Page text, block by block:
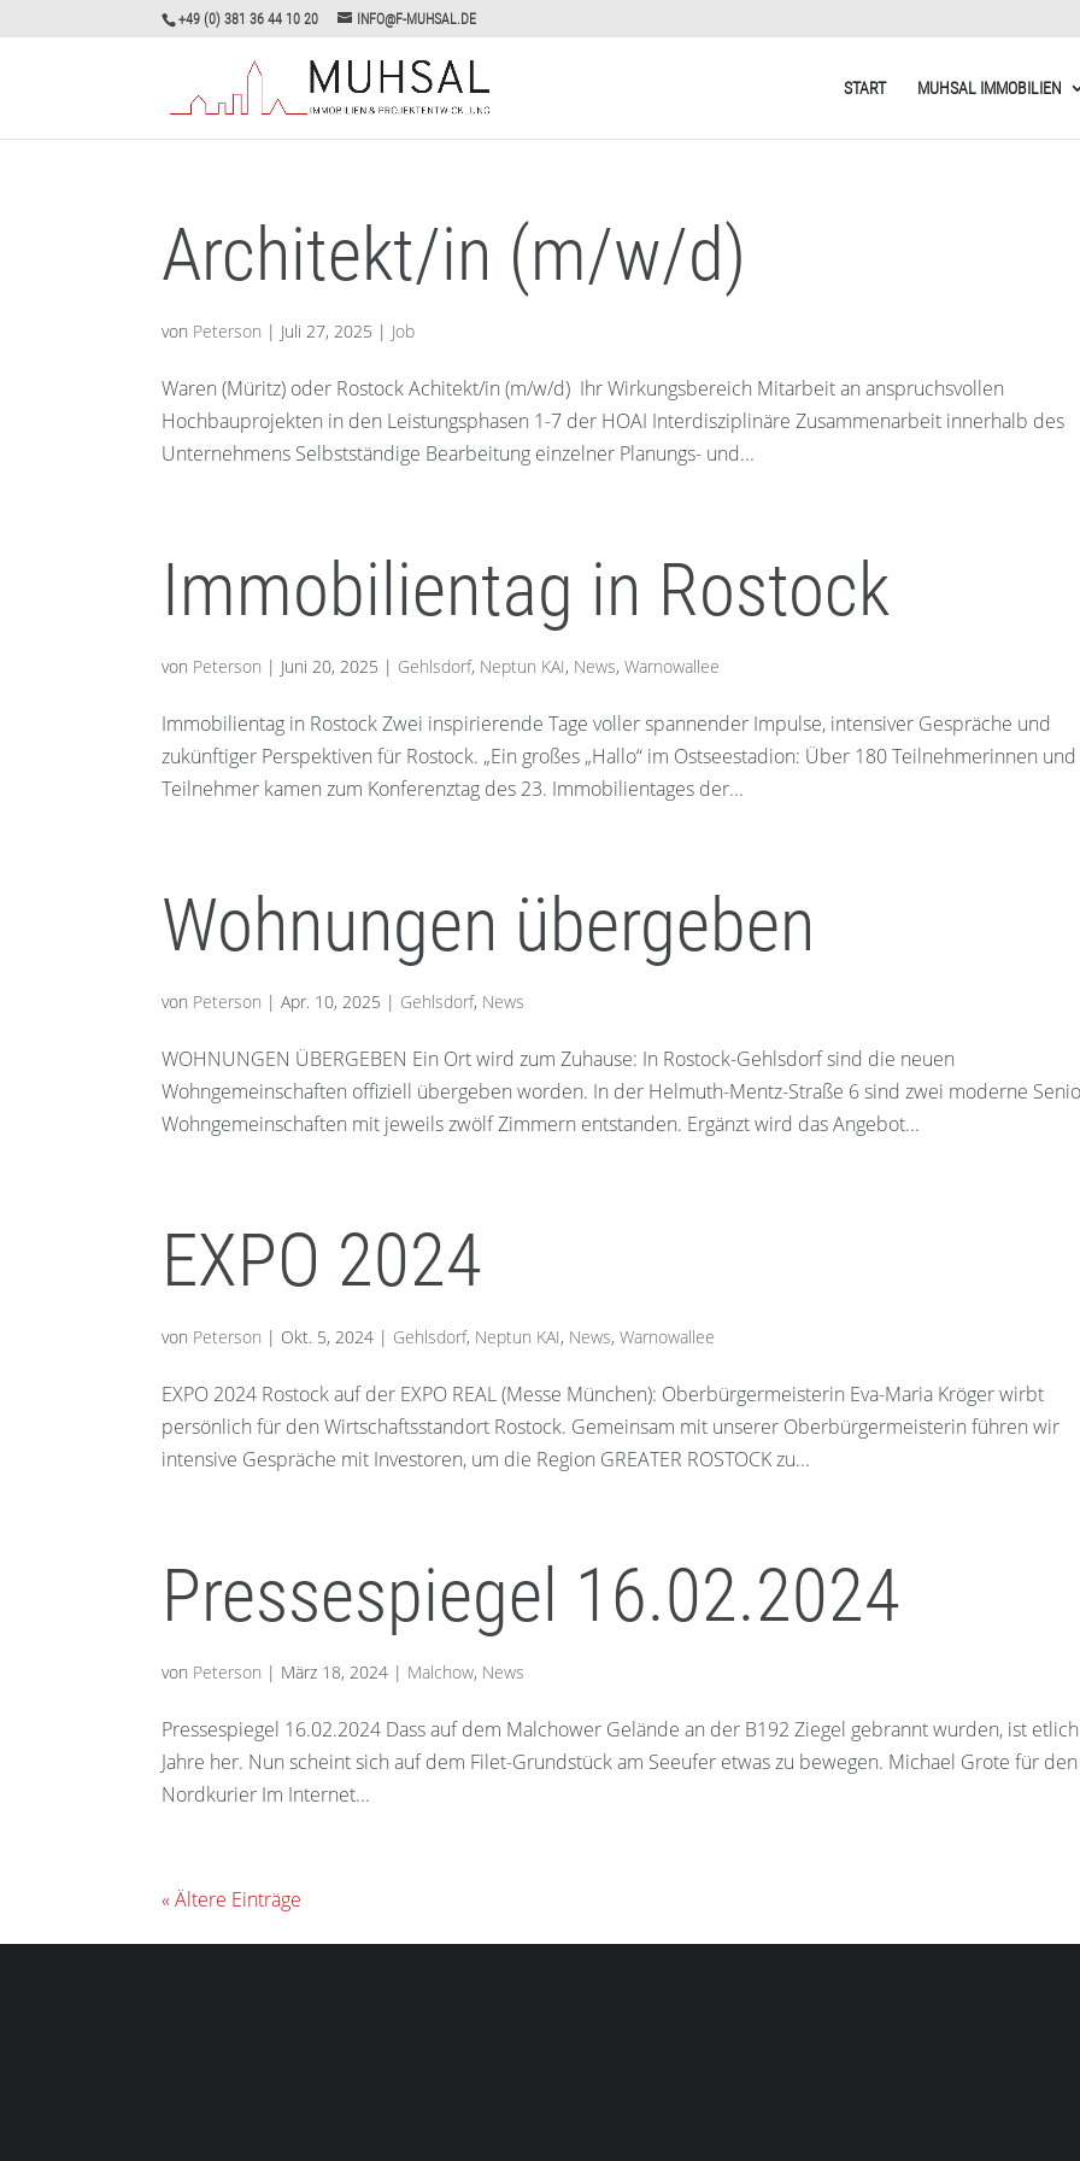
+49 (0) 381 36 44 10 20 INFO@F-MUHSAL.DE
START MUHSAL IMMOBILIEN
Architekt/in (m/w/d)
von Peterson | Juli 27, 2025 | Job
Waren (Müritz) oder Rostock Achitekt/in (m/w/d) Ihr Wirkungsbereich Mitarbeit an anspruchsvollen
Hochbauprojekten in den Leistungsphasen 1-7 der HOAI Interdisziplinäre Zusammenarbeit innerhalb des
Unternehmens Selbstständige Bearbeitung einzelner Planungs- und...
Immobilientag in Rostock
von Peterson | Juni 20, 2025 | Gehlsdorf, Neptun KAI, News,Warnowallee
Immobilientag in Rostock Zwei inspirierende Tage voller spannender Impulse, intensiver Gespräche und
zukünftiger Perspektiven für Rostock. „Ein großes „Hallo“ im Ostseestadion: Über 180 Teilnehmerinnen und
Teilnehmer kamen zum Konferenztag des 23. Immobilientages der...
Wohnungen übergeben
von Peterson |Apr. 10, 2025 | Gehlsdorf, News
WOHNUNGEN ÜBERGEBEN Ein Ort wird zum Zuhause: In Rostock-Gehlsdorf sind die neuen
Wohngemeinschaften offiziell übergeben worden. In der Helmuth-Mentz-Straße 6 sind zwei moderne
Wohngemeinschaften mit jeweils zwölf Zimmern entstanden. Ergänzt wird das Angebot...
EXPO 2024
von Peterson | Okt. 5, 2024 | Gehlsdorf, Neptun KAI, News,Warnowallee
EXPO 2024 Rostock auf der EXPO REAL (Messe München): Oberbürgermeisterin Eva-Maria Kröger wirbt
persönlich für den Wirtschaftsstandort Rostock. Gemeinsam mit unserer Oberbürgermeisterin führen wir
intensive Gespräche mit Investoren, um die Region GREATER ROSTOCK zu...
Pressespiegel 16.02.2024
von Peterson | März 18, 2024 | Malchow, News
Pressespiegel 16.02.2024 Dass auf dem Malchower Gelände an der B192 Ziegel gebrannt wurden, ist
Jahre her. Nun scheint sich auf dem Filet-Grundstück am Seeufer etwas zu bewegen. Michael Grote für den
Nordkurier Im Internet...
« Ältere Einträge